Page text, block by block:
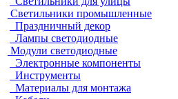
Светильники промышленные
Праздничный декор
Лампы светодиодные
Модули светодиодные
Электронные компоненты
Инструменты
Материалы для монтажа